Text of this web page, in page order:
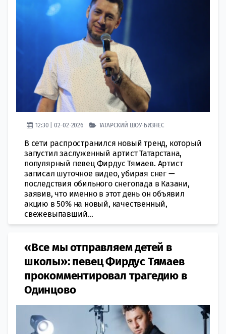
12:30 | 02-02-2026 ТАТАРСКИЙ ШОУ-БИЗНЕС
В сети распространился новый тренд, который
запустил заслуженный артист Татарстана,
популярный певец Фирдус Тямаев. Артист
записал шуточное видео, убирая снег —
последствия обильного снегопада в Казани,
заявив, что именно в этот день он объявил
акцию в 50% на новый, качественный,
свежевыпавший...
«Все мы отправляем детей в
школы»: певец Фирдус Тямаев
прокомментировал трагедию в
Одинцово